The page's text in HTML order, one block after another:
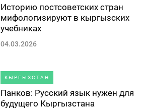
Историю постсоветских стран
мифологизируют в кыргызских
учебниках
04.03.2026
КЫРГЫЗСТАН
Панков: Русский язык нужен для
будущего Кыргызстана